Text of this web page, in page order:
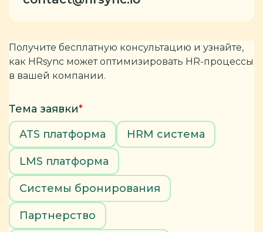
Получите бесплатную консультацию и узнайте,
как HRsync может оптимизировать HR-процессы
в вашей компании.
Тема заявки*
ATS платформа
HRM система
LMS платформа
Системы бронирования
Партнерство